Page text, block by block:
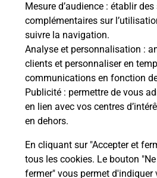
Mesure d’audience : établir
complémentaires sur
suivre la navigation.
Analyse et personnalisation :
clients et personnaliser en
communications en fonction
Publicité : permettre de vous
en lien avec vos centres
en dehors.
En cliquant sur "Accepter et
tous les cookies. Le bouton
fermer" vous permet d'indiquer
La Poste
en ligne
Ouvert 24h/24
En savoir plus